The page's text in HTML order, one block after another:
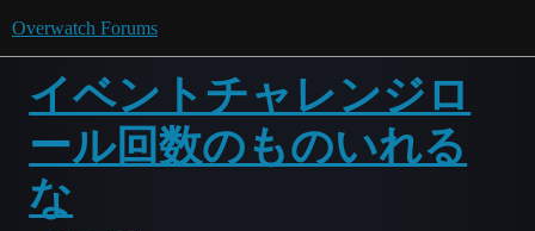
Overwatch Forums
イベントチャレンジロ
ール回数のものいれる
な